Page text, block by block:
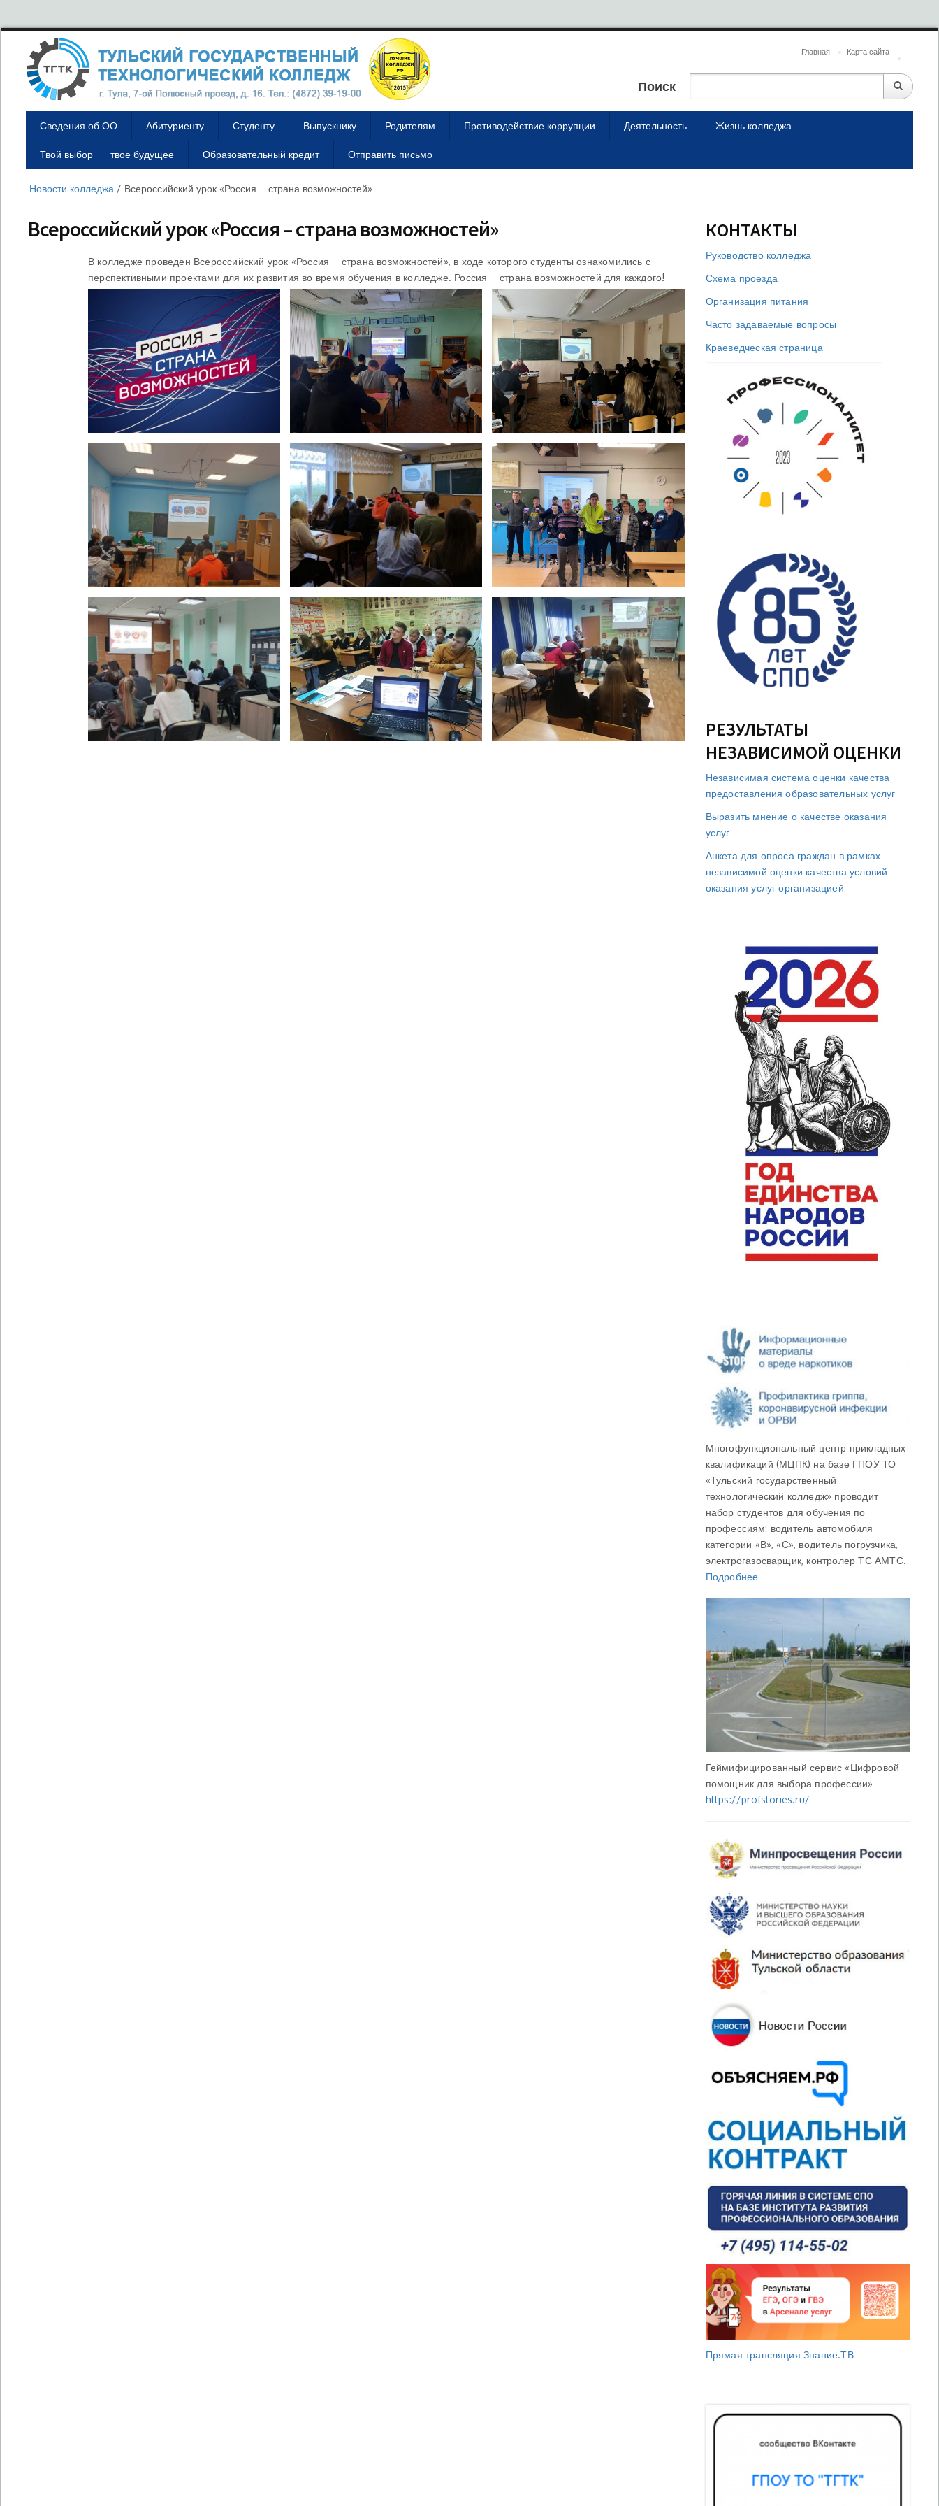
Главная Карта сайта
Поиск
Сведения об ОО Абитуриенту Студенту Выпускнику Родителям Противодействие коррупции Деятельность Жизнь колледжа
Твой выбор — твое будущее Образовательный кредит Отправить письмо
Новости колледжа / Всероссийский урок «Россия – страна возможностей»
Всероссийский урок «Россия – страна возможностей»
В колледже проведен Всероссийский урок «Россия – страна возможностей», в ходе которого студенты ознакомились с
перспективными проектами для их развития во время обучения в колледже. Россия – страна возможностей для каждого!
КОНТАКТЫ
Руководство колледжа
Схема проезда
Организация питания
Часто задаваемые вопросы
Краеведческая страница
РЕЗУЛЬТАТЫ
НЕЗАВИСИМОЙ ОЦЕНКИ
Независимая система оценки качества
предоставления образовательных услуг
Выразить мнение о качестве оказания
услуг
Анкета для опроса граждан в рамках
независимой оценки качества условий
оказания услуг организацией
Многофункциональный центр прикладных
квалификаций (МЦПК) на базе ГПОУ ТО
«Тульский государственный
технологический колледж» проводит
набор студентов для обучения по
профессиям: водитель автомобиля
категории «В», «С», водитель погрузчика,
электрогазосварщик, контролер ТС АМТС.
Подробнее
Геймифицированный сервис «Цифровой
помощник для выбора профессии»
https://profstories.ru/
Прямая трансляция Знание.ТВ